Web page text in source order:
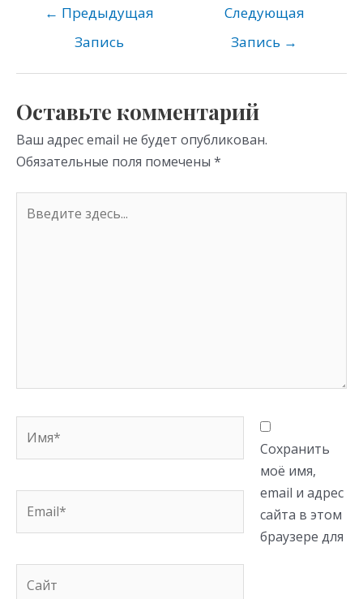
o
kl
as
ni
ki
gr
a
m p
← Предыдущая
Запись
Следующая
Запись →
Оставьте комментарий
Ваш адрес email не будет опубликован.
Обязательные поля помечены *
здесь...
Сохранить
моё имя,
email и адрес
сайта в этом
браузере для